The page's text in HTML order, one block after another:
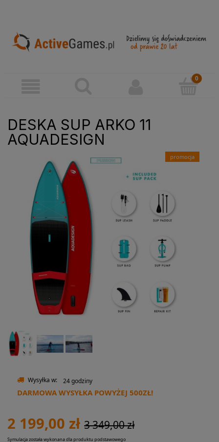
DESKA SUP ARKO 11
AQUADESIGN
promocja
Wysyłka w: 24 godziny
DARMOWA WYSYŁKA POWYŻEJ 500ZŁ!
2 199,00 zł 3 349,00 zł
Symulacja została wykonana dla produktu podstawowego